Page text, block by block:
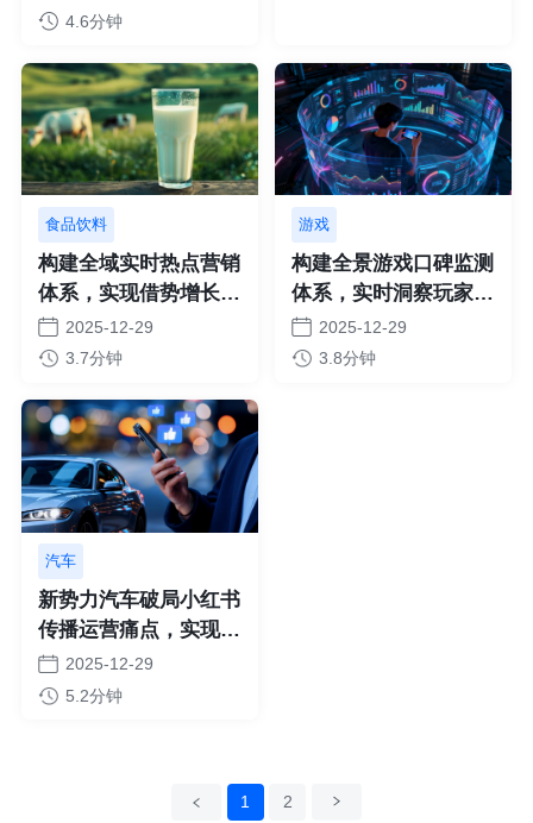
4.6分钟
食品饮料
构建全域实时热点营销
体系，实现借势增长与
高效传播
2025-12-29
3.7分钟
游戏
构建全景游戏口碑监测
体系，实时洞察玩家偏
好与体验痛点，升级玩
家体验
2025-12-29
3.8分钟
汽车
新势力汽车破局小红书
传播运营痛点，实现线
索与转化双升
2025-12-29
5.2分钟
上一页 1 2 下一页